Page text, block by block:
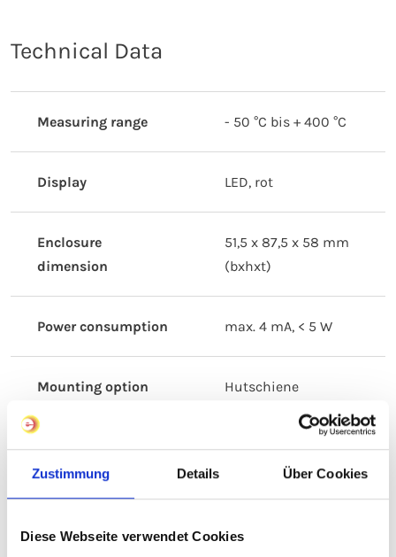
Zustimmung Details Über Cookies
Diese Webseite verwendet Cookies
Technical Data
Measuring range - 50 °C bis + 400 °C
Display LED, rot
Enclosure
dimension
51,5 x 87,5 x 58 mm
(bxhxt)
Power consumption max. 4 mA, < 5 W
Mounting option Hutschiene
Switching capacity 16 A